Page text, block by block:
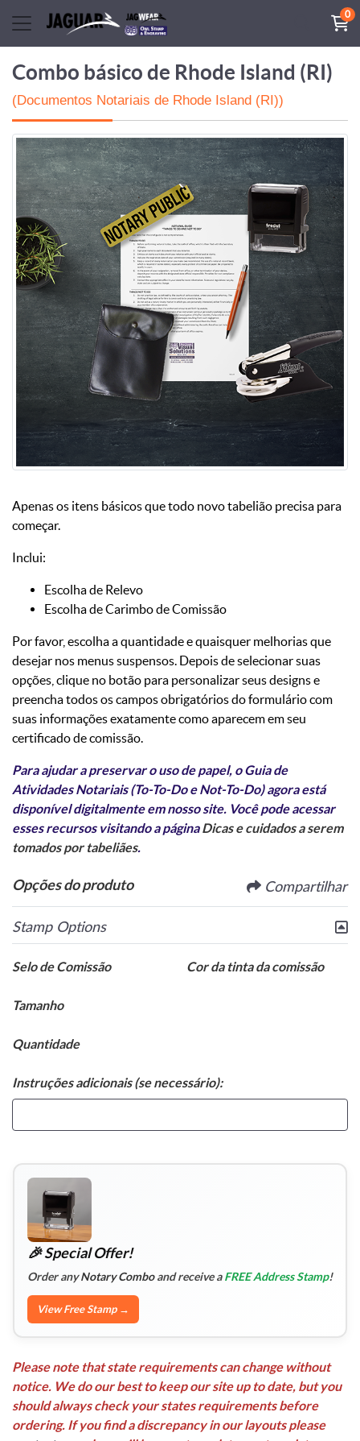
0
Combo básico de Rhode Island (RI)
(Documentos Notariais de Rhode Island (RI))
Apenas os itens básicos que todo novo tabelião precisa para
começar.
Inclui:
Escolha de Relevo
Escolha de Carimbo de Comissão
Por favor, escolha a quantidade e quaisquer melhorias que
desejar nos menus suspensos. Depois de selecionar suas
opções, clique no botão para personalizar seus designs e
preencha todos os campos obrigatórios do formulário com
suas informações exatamente como aparecem em seu
certificado de comissão.
Para ajudar a preservar o uso de papel, o Guia de
Atividades Notariais (To-To-Do e Not-To-Do) agora está
disponível digitalmente em nosso site. Você pode acessar
esses recursos visitando a páginaDicas e cuidados a serem
tomados por tabeliães.
Opções do produto Compartilhar
Stamp Options
Selo de Comissão Cor da tinta da comissão
Tamanho
Quantidade
Instruções adicionais (se necessário):
🎉 Special Offer!
Order anyNotary Comboand receive aFREE Address Stamp!
View Free Stamp →
Please note that state requirements can change without
notice. We do our best to keep our site up to date, but you
should always check your states requirements before
ordering. If you find a discrepancy in our layouts please